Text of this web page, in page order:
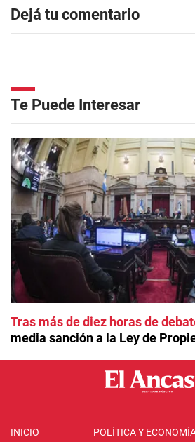
Dejá tu comentario
Te Puede Interesar
Tras más de diez horas de
media sanción a la Ley de
INICIO POLÍTICA Y